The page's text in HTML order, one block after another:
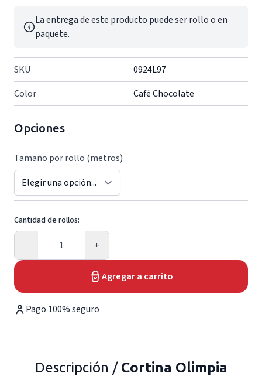
La entrega de este producto puede ser rollo o en
paquete.
SKU
0924L97
Color
Café Chocolate
Opciones
Tamaño por rollo (metros)
Cantidad de rollos:
−
Cantidad
+
Agregar a carrito
Pago 100% seguro
Descripción / Cortina Olimpia